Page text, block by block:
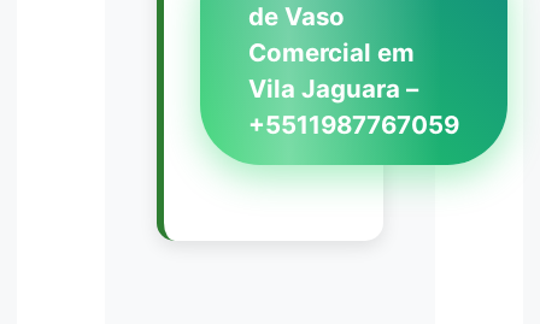
de Vaso
Comercial em
Vila Jaguara –
+5511987767059